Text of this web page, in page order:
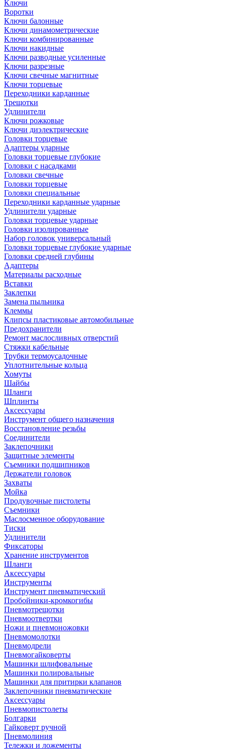
Ключи
Воротки
Ключи балонные
Ключи динамометрические
Ключи комбинированные
Ключи накидные
Ключи разводные усиленные
Ключи разрезные
Ключи свечные магнитные
Ключи торцевые
Переходники карданные
Трещотки
Удлинители
Ключи рожковые
Ключи диэлектрические
Головки торцевые
Адаптеры ударные
Головки торцевые глубокие
Головки с насадками
Головки свечные
Головки торцевые
Головки специальные
Переходники карданные ударные
Удлинители ударные
Головки торцевые ударные
Головки изолированные
Набор головок универсальный
Головки торцевые глубокие ударные
Головки средней глубины
Адаптеры
Материалы расходные
Вставки
Заклепки
Замена пыльника
Клеммы
Клипсы пластиковые автомобильные
Предохранители
Ремонт маслосливных отверстий
Стяжки кабельные
Трубки термоусадочные
Уплотнительные кольца
Хомуты
Шайбы
Шланги
Шплинты
Аксессуары
Инструмент общего назначения
Восстановление резьбы
Соединители
Заклепочники
Защитные элементы
Съемники подшипников
Держатели головок
Захваты
Мойка
Продувочные пистолеты
Съемники
Маслосменное оборудование
Тиски
Удлинители
Фиксаторы
Хранение инструментов
Шланги
Аксессуары
Инструменты
Инструмент пневматический
Пробойники-кромкогибы
Пневмотрещотки
Пневмоотвертки
Ножи и пневмоножовки
Пневмомолотки
Пневмодрели
Пневмогайковерты
Машинки шлифовальные
Машинки полировальные
Машинки для притирки клапанов
Заклепочники пневматические
Аксессуары
Пневмопистолеты
Болгарки
Гайковерт ручной
Пневмолиния
Тележки и ложементы